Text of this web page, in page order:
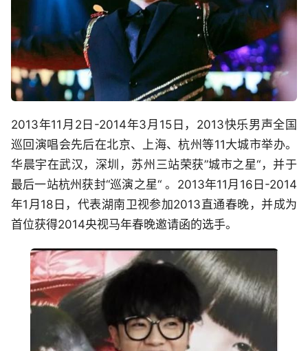
2013年11月2日-2014年3月15日，2013快乐男声全国
巡回演唱会先后在北京、上海、杭州等11大城市举办。
华晨宇在武汉，深圳，苏州三站荣获”城市之星“，并于
最后一站杭州获封“巡演之星“ 。2013年11月16日-2014
年1月18日，代表湖南卫视参加2013直通春晚，并成为
首位获得2014央视马年春晚邀请函的选手。